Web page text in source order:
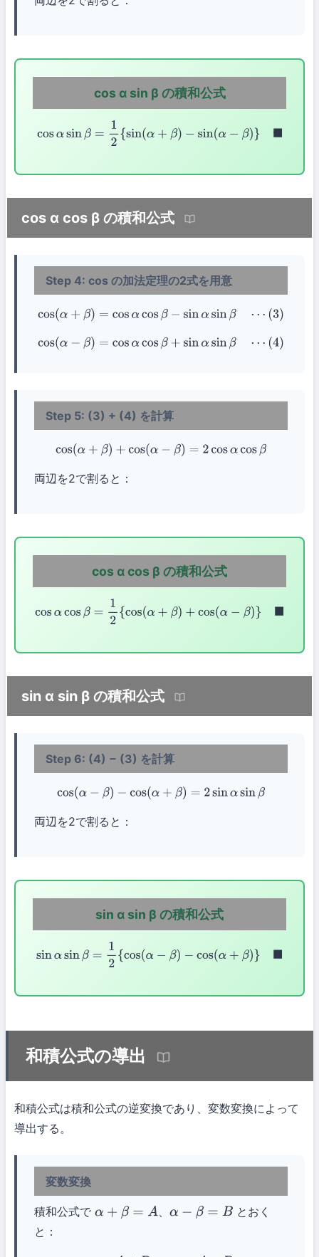
cos α sin β の積和公式
cosαsin =12{sin α +β) sin(α−β)
cos α cos β の積和公式
Step 4: cos の加法定理の2式を用意
cos α+ β)=cosαcos β− sinα sinβ⋯(3
cos α− β)=cosαcos β+ sinα sinβ⋯(4
Step 5: (3) + (4) を計算
cos(α+β) +cos(α −β )=2cosαcosβ
両辺を2で割ると：
cos α cos β の積和公式
cosαcosβ =12{cos ( +β + cos(α−β ◼
sin α sin β の積和公式
Step 6: (4) − (3) を計算
cos(α −β )−cos(α+β)= 2sinαsinβ
両辺を2で割ると：
sin α sin β の積和公式
sin αsinβ =12{cos β) cos(α+β }◼
和積公式の導出
和積公式は積和公式の逆変換であり、変数変換によって
導出する。
変数変換
積和公式で α+β=A 、α−β=B
とおく
と：